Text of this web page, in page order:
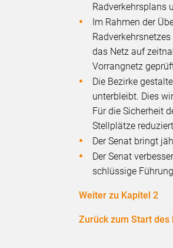
Radverkehrsplans
Im Rahmen der
das Netz auf
Vorrangnetz
Die Bezirke
unterbleibt. Dies
Für die Sicherheit
Stellplätze
Der Senat bringt
Der Senat
schlüssige
Weiter zu Kapitel 2
Zurück zum Start des